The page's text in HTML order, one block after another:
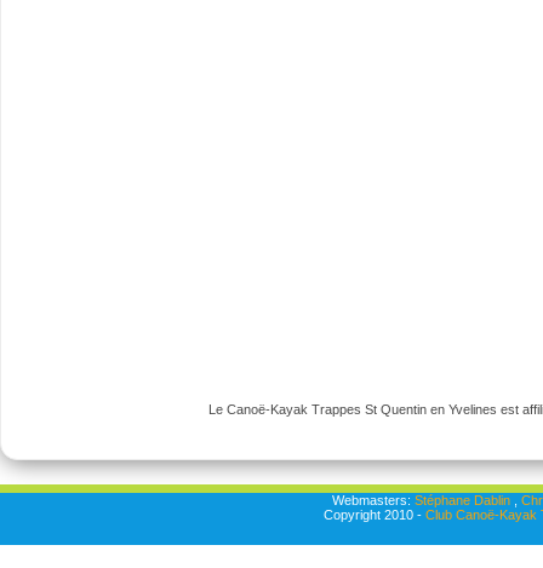
Le Canoë-Kayak Trappes St Quentin en Yvelines est
Webmasters: Stéphane Dablin,
Copyright 2010 - Club Canoë-Kayak